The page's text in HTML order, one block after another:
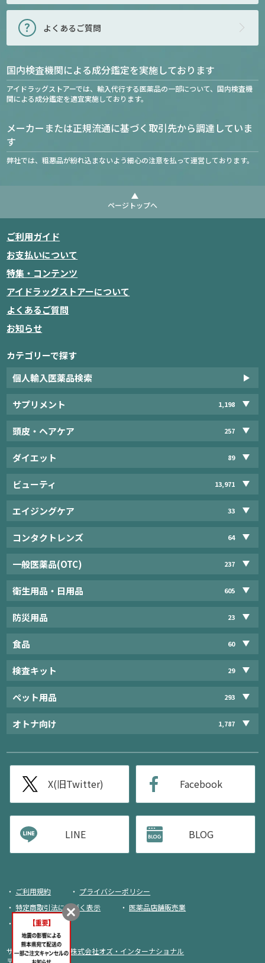
よくあるご質問
国内検査機関による成分鑑定を実施しております
アイドラッグストアーでは、輸入代行する医薬品の一部について、国内検査機
関による成分鑑定を適宜実施しております。
メーカーまたは正規流通に基づく取引先から調達していま
す
弊社では、粗悪品が紛れ込まないよう細心の注意を払って運営しております。
ページトップへ
ご利用ガイド
お支払いについて
特集・コンテンツ
アイドラッグストアーについて
よくあるご質問
お知らせ
カテゴリーで探す
個人輸入医薬品検索
サプリメント 1,198
頭皮・ヘアケア 257
ダイエット 89
ビューティ 13,971
エイジングケア 33
コンタクトレンズ 64
一般医薬品(OTC) 237
衛生用品・日用品 605
防災用品 23
食品 60
検査キット 29
ペット用品 293
オトナ向け 1,787
X(旧Twitter) Facebook
LINE BLOG
ご利用規約
プライバシーポリシー
特定商取引法に基づく表示
医薬品店舗販売業
荷物追跡
サイト運営・企画： 株式会社オズ・インターナショナル
〒103-0013